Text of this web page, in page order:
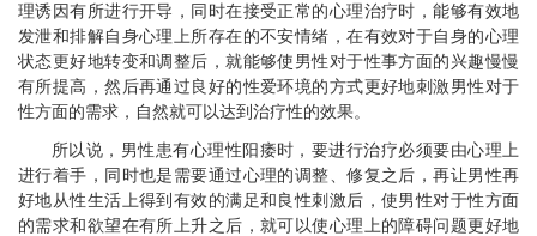
理诱因有所进行开导，同时在接受正常的心理治疗时，能够有效地
发泄和排解自身心理上所存在的不安情绪，在有效对于自身的心理
状态更好地转变和调整后，就能够使男性对于性事方面的兴趣慢慢
有所提高，然后再通过良好的性爱环境的方式更好地刺激男性对于
性方面的需求，自然就可以达到治疗性的效果。
所以说，男性患有心理性阳痿时，要进行治疗必须要由心理上
进行着手，同时也是需要通过心理的调整、修复之后，再让男性再
好地从性生活上得到有效的满足和良性刺激后，使男性对于性方面
的需求和欲望在有所上升之后，就可以使心理上的障碍问题更好地